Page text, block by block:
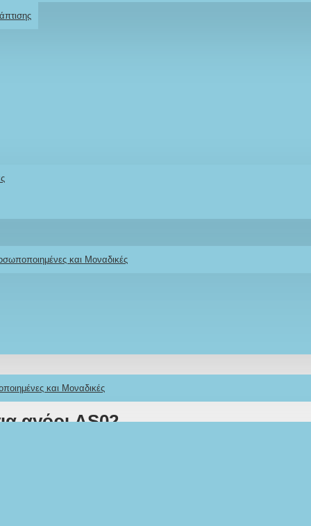
και Μοναδικές
και Μοναδικές
αγόρι AS02-